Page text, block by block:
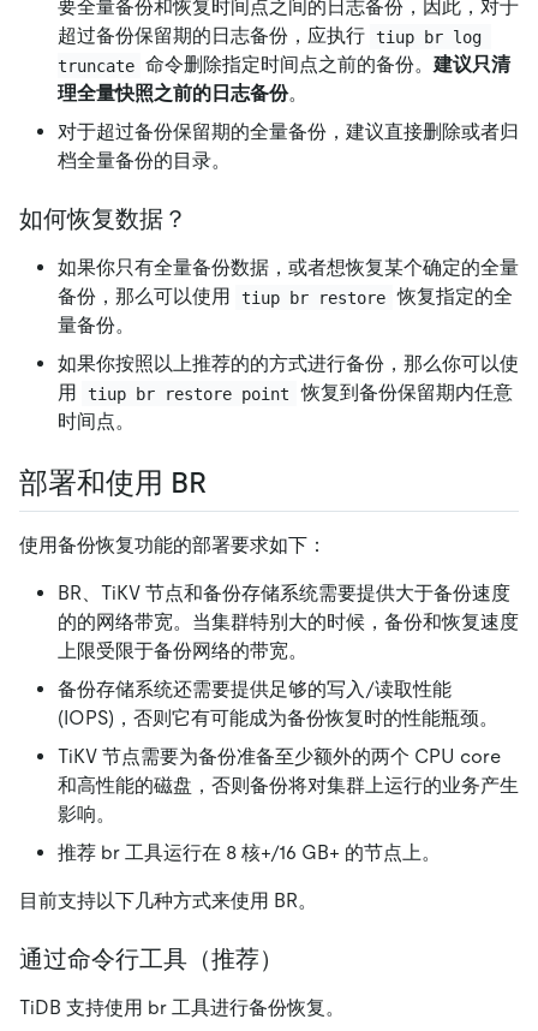
要全量备份和恢复时间点之间的日志备份，因此，对于
超过备份保留期的日志备份，应执行 tiup br log
truncate 命令删除指定时间点之前的备份。建议只清
理全量快照之前的日志备份。
对于超过备份保留期的全量备份，建议直接删除或者归
档全量备份的目录。
如何恢复数据？
如果你只有全量备份数据，或者想恢复某个确定的全量
备份，那么可以使用
tiup br restore 恢复指定的全
量备份。
如果你按照以上推荐的的方式进行备份，那么你可以使
用
tiup br restore point
恢复到备份保留期内任意
时间点。
部署和使用 BR
使用备份恢复功能的部署要求如下：
BR、TiKV 节点和备份存储系统需要提供大于备份速度
的的网络带宽。当集群特别大的时候，备份和恢复速度
上限受限于备份网络的带宽。
备份存储系统还需要提供足够的写入/读取性能
(IOPS)，否则它有可能成为备份恢复时的性能瓶颈。
TiKV 节点需要为备份准备至少额外的两个 CPU core
和高性能的磁盘，否则备份将对集群上运行的业务产生
影响。
推荐 br 工具运行在 8 核+/16 GB+ 的节点上。
目前支持以下几种方式来使用 BR。
通过命令行工具（推荐）
TiDB 支持使用 br 工具进行备份恢复。